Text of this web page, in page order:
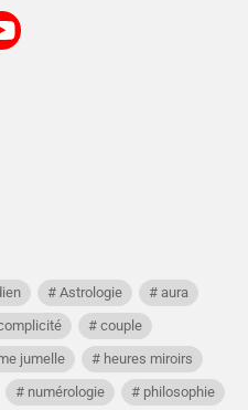
Astrologie
aura
couple
jumelle
heures miroirs
numérologie philosophie